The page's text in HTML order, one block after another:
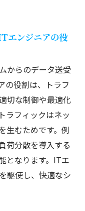
ンジニア対策
ラフィック対
を正しく理解
トワークトラ
でどう捉える
エンジニアの役
からのデータ送受
の役割は、トラフ
切な制御や最適化
ラフィックはネッ
生むためです。例
荷分散を導入する
となります。ITエ
駆使し、快適なシ